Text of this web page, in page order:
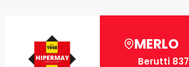
MERLO
Berutti 837